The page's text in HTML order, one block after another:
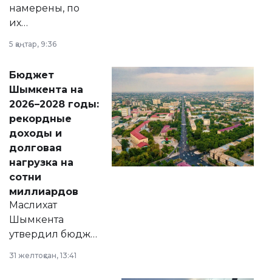
намерены, по
их
принести
народу
Венесуэлы.
5 қаңтар, 9:36
Бюджет
Шымкента на
2026–2028 годы:
рекордные
доходы и
долговая
нагрузка на
сотни
миллиардов
Маслихат
Шымкента
утвердил бюджет
2028 годы.
31 желтоқсан, 13:41